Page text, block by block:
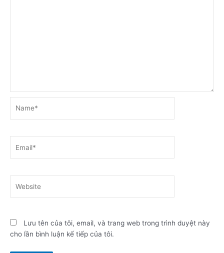
Lưu tên của tôi, email, và trang web trong trình duyệt này
cho lần bình luận kế tiếp của tôi.